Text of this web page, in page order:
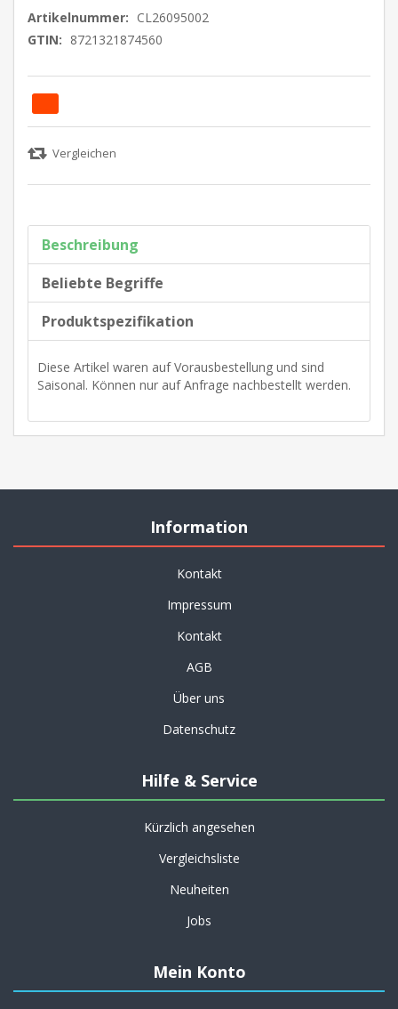
Artikelnummer: CL26095002
GTIN: 8721321874560
Beschreibung
Beliebte Begriffe
Produktspezifikation
Diese Artikel waren auf Vorausbestellung und sind
Saisonal. Können nur auf Anfrage nachbestellt werden.
Information
Kontakt
Impressum
Kontakt
AGB
Über uns
Datenschutz
Hilfe & Service
Kürzlich angesehen
Vergleichsliste
Neuheiten
Jobs
Mein Konto